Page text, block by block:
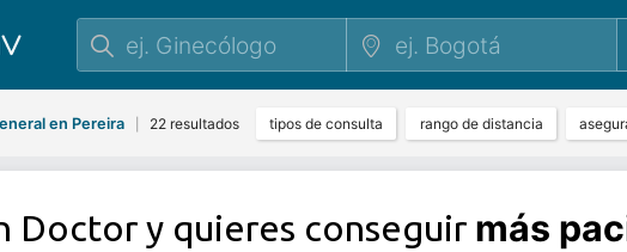
en Pereira 22 resultados tipos de consulta rango de distancia
Doctor y quieres conseguir más